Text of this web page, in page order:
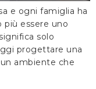
e ogni famiglia ha
più essere uno
solo
progettare una
ambiente che